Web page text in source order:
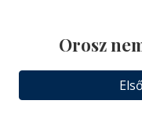
Orosz